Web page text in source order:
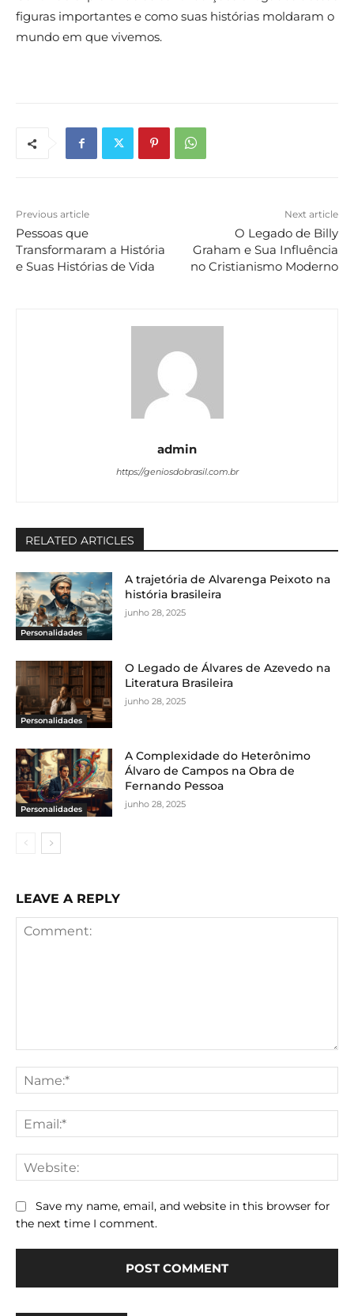
figuras importantes e como suas histórias moldaram o
mundo em que vivemos.
Previous article
Pessoas que
Transformaram a História
e Suas Histórias de Vida
Next article
O Legado de Billy
Graham e Sua Influência
no Cristianismo Moderno
admin
https://geniosdobrasil.com.br
RELATED ARTICLES
Personalidades
A trajetória de Alvarenga Peixoto na
história brasileira
junho 28, 2025
Personalidades
O Legado de Álvares de Azevedo na
Literatura Brasileira
junho 28, 2025
Personalidades
A Complexidade do Heterônimo
Álvaro de Campos na Obra de
Fernando Pessoa
junho 28, 2025
LEAVE A REPLY
Save my name, email, and website in this browser for
the next time I comment.